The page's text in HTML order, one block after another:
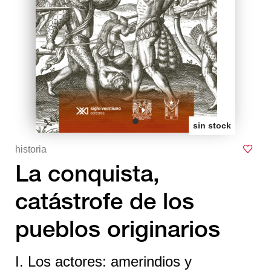
sin stock
historia
La conquista,
catástrofe de los
pueblos originarios
I. Los actores: amerindios y